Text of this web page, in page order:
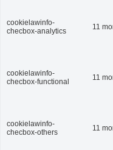
cookielawinfo-
checbox-analytics
11
cookielawinfo-
checbox-functional
11
cookielawinfo-
checbox-others
11